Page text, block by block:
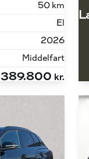
50 km
El
2026
Middelfart
389.800 kr.